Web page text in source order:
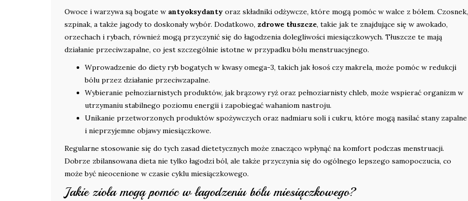
Owoce i warzywa są bogate w antyoksydanty oraz składniki odżywcze, które mogą pomóc w walce z bólem. Czosnek,
szpinak, a także jagody to doskonały wybór. Dodatkowo, zdrowe tłuszcze, takie jak te znajdujące się w awokado,
orzechach i rybach, również mogą przyczynić się do łagodzenia dolegliwości miesiączkowych. Tłuszcze te mają
działanie przeciwzapalne, co jest szczególnie istotne w przypadku bólu menstruacyjnego.
Wprowadzenie do diety ryb bogatych w kwasy omega-3, takich jak łosoś czy makrela, może pomóc w redukcji
bólu przez działanie przeciwzapalne.
Wybieranie pełnoziarnistych produktów, jak brązowy ryż oraz pełnoziarnisty chleb, może wspierać organizm w
utrzymaniu stabilnego poziomu energii i zapobiegać wahaniom nastroju.
Unikanie przetworzonych produktów spożywczych oraz nadmiaru soli i cukru, które mogą nasilać stany zapalne
i nieprzyjemne objawy miesiączkowe.
Regularne stosowanie się do tych zasad dietetycznych może znacząco wpłynąć na komfort podczas menstruacji.
Dobrze zbilansowana dieta nie tylko łagodzi ból, ale także przyczynia się do ogólnego lepszego samopoczucia, co
może być nieocenione w czasie cyklu miesiączkowego.
Jakie zioła mogą pomóc w łagodzeniu bólu miesiączkowego?